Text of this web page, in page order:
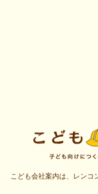
こども会社案内は、レンコ